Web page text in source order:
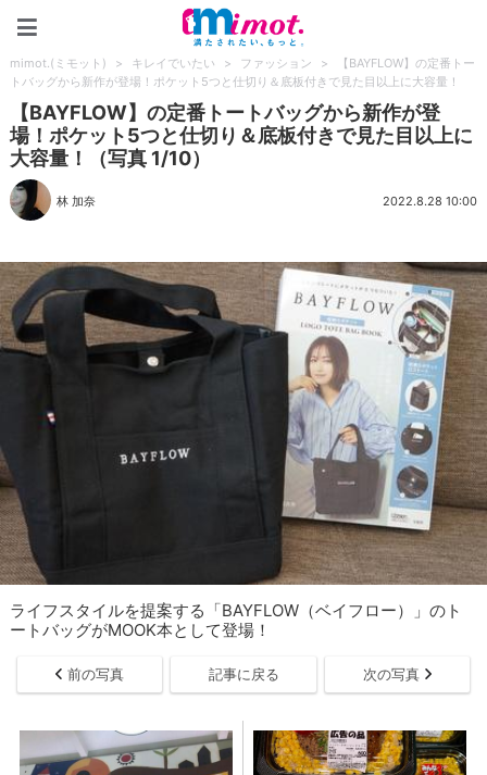
mimot.(ミモット) > キレイでいたい > ファッション >
【BAYFLOW】の定番トー
トバッグから新作が登場！ポケット5つと仕切り＆底板付きで見た目以上に大容量！
【BAYFLOW】の定番トートバッグから新作が登
場！ポケット5つと仕切り＆底板付きで見た目以上に
大容量！（写真 1/10）
林 加奈 2022.8.28 10:00
ライフスタイルを提案する「BAYFLOW（ベイフロー）」のト
ートバッグがMOOK本として登場！
前の写真 記事に戻る 次の写真